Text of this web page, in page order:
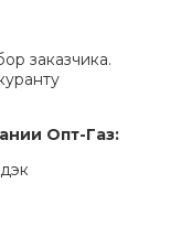
заказчика.
Опт-Газ: